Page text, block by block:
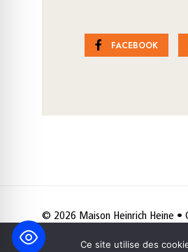
FACEBOOK
© 2026 Maison Heinrich Heine •
Ce site utilise des